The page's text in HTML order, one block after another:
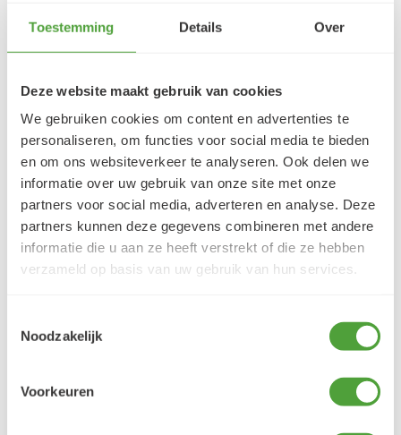
Toestemming Details Over
Deze website maakt gebruik van cookies
We gebruiken cookies om content en advertenties te
personaliseren, om functies voor social media te bieden
en om ons websiteverkeer te analyseren. Ook delen we
informatie over uw gebruik van onze site met onze
partners voor social media, adverteren en analyse. Deze
partners kunnen deze gegevens combineren met andere
informatie die u aan ze heeft verstrekt of die ze hebben
verzameld op basis van uw gebruik van hun services.
Noodzakelijk
Voorkeuren
5/5
5 augustus 2026
j'ai trouvé très contente du résultat
LEES MEER